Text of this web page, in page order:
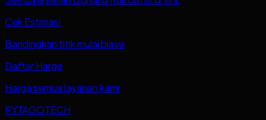
Cek Estimasi
Bandingkan titik mulai biaya
Daftar Harga
Harga semua layanan kami
PYTAGOTECH